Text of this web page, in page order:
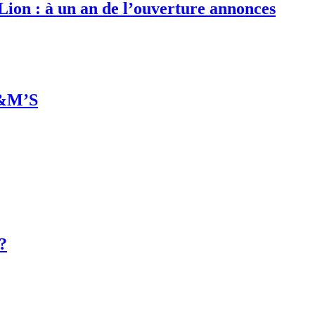
: à un an de l’ouverture annonces